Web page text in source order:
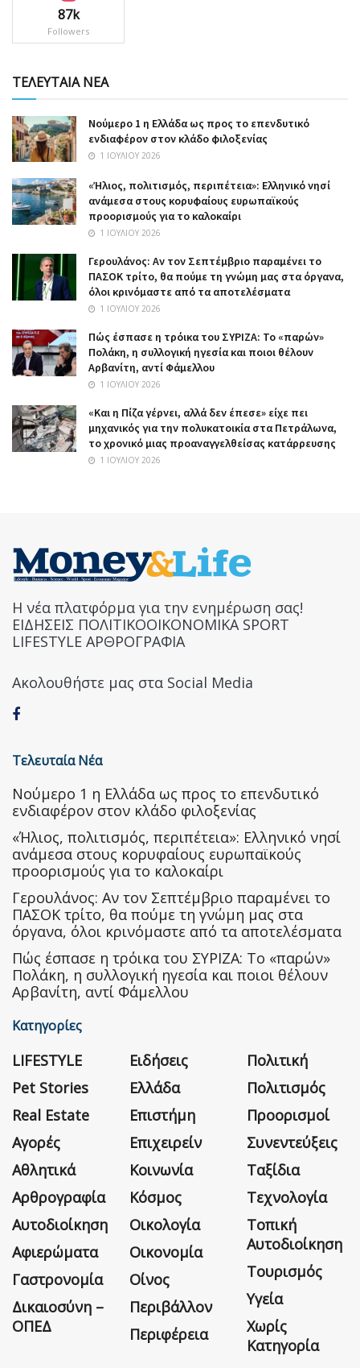
87k
Followers
ΤΕΛΕΥΤΑΙΑ ΝΕΑ
Nούμερο 1 η Ελλάδα ως προς το επενδυτικό
ενδιαφέρον στον κλάδο φιλοξενίας
1 ΙΟΥΛΊΟΥ 2026
«Ήλιος, πολιτισμός, περιπέτεια»: Ελληνικό νησί
ανάμεσα στους κορυφαίους ευρωπαϊκούς
προορισμούς για το καλοκαίρι
1 ΙΟΥΛΊΟΥ 2026
Γερουλάνος: Αν τον Σεπτέμβριο παραμένει το
ΠΑΣΟΚ τρίτο, θα πούμε τη γνώμη μας στα όργανα,
όλοι κρινόμαστε από τα αποτελέσματα
1 ΙΟΥΛΊΟΥ 2026
Πώς έσπασε η τρόικα του ΣΥΡΙΖΑ: Το «παρών»
Πολάκη, η συλλογική ηγεσία και ποιοι θέλουν
Αρβανίτη, αντί Φάμελλου
1 ΙΟΥΛΊΟΥ 2026
«Και η Πίζα γέρνει, αλλά δεν έπεσε» είχε πει
μηχανικός για την πολυκατοικία στα Πετράλωνα,
το χρονικό μιας προαναγγελθείσας κατάρρευσης
1 ΙΟΥΛΊΟΥ 2026
Η νέα πλατφόρμα για την ενημέρωση σας!
ΕΙΔΗΣΕΙΣ ΠΟΛΙΤΙΚΟΟΙΚΟΝΟΜΙΚΑ SPORT
LIFESTYLE ΑΡΘΡΟΓΡΑΦΙΑ
Ακολουθήστε μας στα Social Media
Τελευταία Νέα
Nούμερο 1 η Ελλάδα ως προς το επενδυτικό
ενδιαφέρον στον κλάδο φιλοξενίας
«Ήλιος, πολιτισμός, περιπέτεια»: Ελληνικό νησί
ανάμεσα στους κορυφαίους ευρωπαϊκούς
προορισμούς για το καλοκαίρι
Γερουλάνος: Αν τον Σεπτέμβριο παραμένει το
ΠΑΣΟΚ τρίτο, θα πούμε τη γνώμη μας στα
όργανα, όλοι κρινόμαστε από τα αποτελέσματα
Πώς έσπασε η τρόικα του ΣΥΡΙΖΑ: Το «παρών»
Πολάκη, η συλλογική ηγεσία και ποιοι θέλουν
Αρβανίτη, αντί Φάμελλου
Κατηγορίες
LIFESTYLE
Pet Stories
Real Estate
Αγορές
Αθλητικά
Αρθρογραφία
Αυτοδιοίκηση
Αφιερώματα
Γαστρονομία
Δικαιοσύνη –
ΟΠΕΔ
Ειδήσεις
Ελλάδα
Επιστήμη
Επιχειρείν
Κοινωνία
Κόσμος
Οικολογία
Οικονομία
Οίνος
Περιβάλλον
Περιφέρεια
Πολιτική
Πολιτισμός
Προορισμοί
Συνεντεύξεις
Ταξίδια
Τεχνολογία
Τοπική
Αυτοδιοίκηση
Τουρισμός
Υγεία
Χωρίς
Κατηγορία